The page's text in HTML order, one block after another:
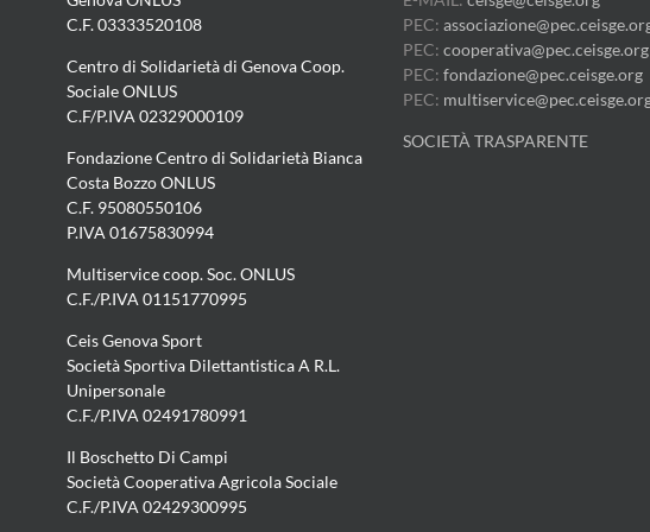
C.F. 03333520108
Centro di Solidarietà di Genova Coop.
Sociale ONLUS
C.F/P.IVA 02329000109
Fondazione Centro di Solidarietà Bianca
Costa Bozzo ONLUS
C.F. 95080550106
P.IVA 01675830994
Multiservice coop. Soc. ONLUS
C.F./P.IVA 01151770995
Ceis Genova Sport
Società Sportiva Dilettantistica A R.L.
Unipersonale
C.F./P.IVA 02491780991
Il Boschetto Di Campi
Società Cooperativa Agricola Sociale
C.F./P.IVA 02429300995
PEC:
PEC: cooperativa@pec.ceisge.org
PEC: fondazione@pec.ceisge.org
PEC:
SOCIETÀ TRASPARENTE